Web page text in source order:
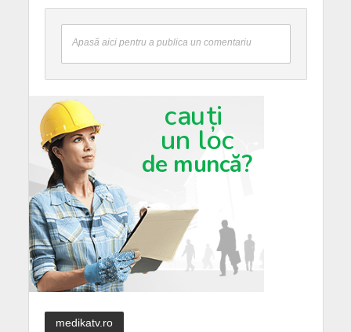
Apasă aici pentru a publica un comentariu
medikatv.ro